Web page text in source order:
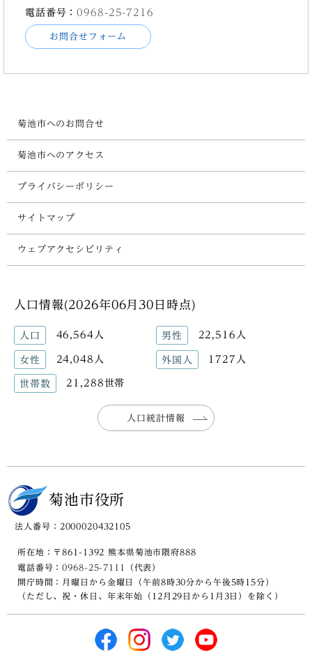
電話番号：0968-25-7216
お問合せフォーム
菊池市へのお問合せ
菊池市へのアクセス
プライバシーポリシー
サイトマップ
ウェブアクセシビリティ
人口情報(2026年06月30日時点)
人口 46,564人 男性 22,516人
女性 24,048人 外国人 1727人
世帯数 21,288世帯
人口統計情報
菊池市役所
法人番号：2000020432105
所在地：〒861-1392 熊本県菊池市隈府888
電話番号：0968-25-7111
（代表）
開庁時間：月曜日から金曜日（午前8時30分から午後5時15分）
（ただし、祝・休日、年末年始（12月29日から1月3日）を除く）